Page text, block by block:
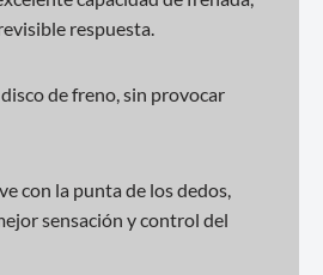
respuesta.
de freno, sin provocar
con la punta de los dedos,
sensación y control del